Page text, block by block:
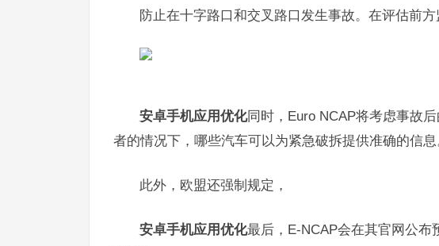
防止在十字路口和交叉路口发生事故。在评估前
安卓手机应用优化同时，Euro NCAP将考虑事故
者的情况下，哪些汽车可以为紧急破拆提供准确的信息
此外，欧盟还强制规定，
安卓手机应用优化最后，E-NCAP会在其官网公布